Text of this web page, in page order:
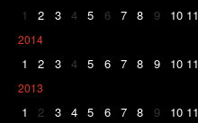
1 2 3 4 5 6 7 8 9 10 11
2014
1 2 3 4 5 6 7 8 9 10 11
2013
1 2 3 4 5 6 7 8 9 10 11